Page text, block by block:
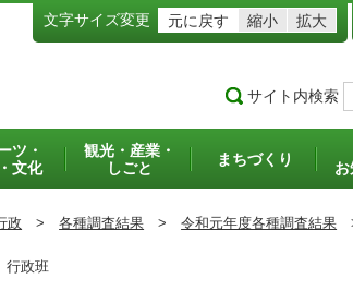
文字サイズ変更 元に戻す 縮小 拡大
サイト内検索
ツ・
文化
観光・産業・
しごと
まちづくり
政 > 各種調査結果 > 令和元年度各種調査結果
行政班